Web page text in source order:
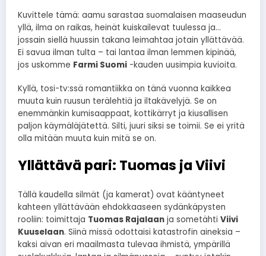
Kuvittele tämä: aamu sarastaa suomalaisen maaseudun
yllä, ilma on raikas, heinät kuiskailevat tuulessa ja…
jossain siellä huussin takana leimahtaa jotain yllättävää.
Ei savua ilman tulta – tai lantaa ilman lemmen kipinää,
jos uskomme Farmi Suomi -kauden uusimpia kuvioita.
Kyllä, tosi-tv:ssä romantiikka on tänä vuonna kaikkea
muuta kuin ruusun terälehtiä ja iltakävelyjä. Se on
enemmänkin kumisaappaat, kottikärryt ja kiusallisen
paljon käymäläjätettä. Silti, juuri siksi se toimii. Se ei yritä
olla mitään muuta kuin mitä se on.
Yllättävä pari: Tuomas ja Viivi
Tällä kaudella silmät (ja kamerat) ovat kääntyneet
kahteen yllättävään ehdokkaaseen sydänkäpysten
rooliin: toimittaja Tuomas Rajalaan ja sometähti Viivi
Kuuselaan. Siinä missä odottaisi katastrofin aineksia –
kaksi aivan eri maailmasta tulevaa ihmistä, ympärillä